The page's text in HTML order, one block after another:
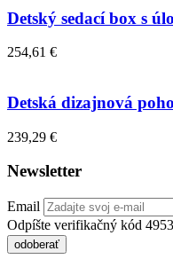
Detský sedací box s
254,61 €
Detská dizajnová
239,29 €
Newsletter
Email
Odpíšte verifikačný kód 4953
odoberať